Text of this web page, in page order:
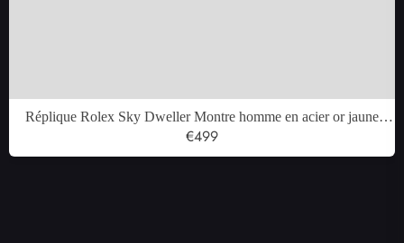
Réplique Rolex Sky Dweller Montre homme en acier or jaune
326933
€499